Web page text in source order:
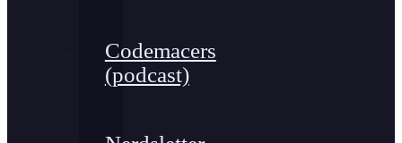
Codemacers
(podcast)